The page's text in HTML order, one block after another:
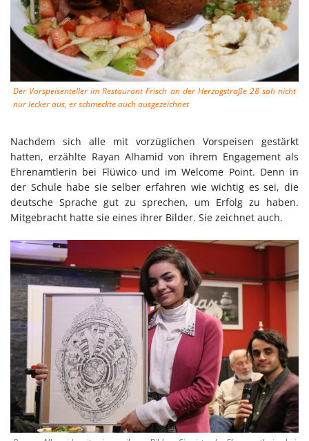
Der Vorspeisenteller im Restaurant Frisch an der Herzogstraße 28 sah nicht
nur lecker aus, er schmeckte auch ausgezeichnet
Nachdem sich alle mit vorzüglichen Vorspeisen gestärkt
hatten, erzählte Rayan Alhamid von ihrem Engagement als
Ehrenamtlerin bei Flüwico und im Welcome Point. Denn in
der Schule habe sie selber erfahren wie wichtig es sei, die
deutsche Sprache gut zu sprechen, um Erfolg zu haben.
Mitgebracht hatte sie eines ihrer Bilder. Sie zeichnet auch.